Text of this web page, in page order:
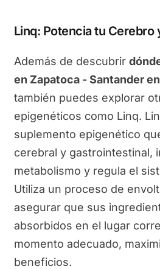
Linq: Potencia tu Cerebro
Además de descubrir
en Zapatoca - Santander
también puedes explorar
epigenéticos como Linq.
suplemento epigenético
cerebral y gastrointestinal,
metabolismo y regula el
Utiliza un proceso de
asegurar que sus
absorbidos en el lugar
momento adecuado,
beneficios.